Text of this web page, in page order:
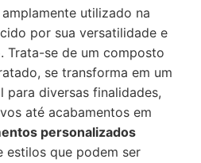
utilizado na
por sua versatilidade e
Trata-se de um composto
se transforma em um
para diversas finalidades,
até acabamentos em
personalizados
estilos que podem ser